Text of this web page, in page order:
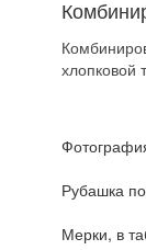
хлопковой
Рубашка
Мерки, в